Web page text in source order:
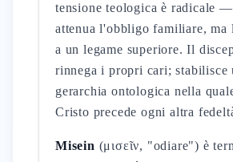
tensione teologica è radicale —
attenua l'obbligo familiare, ma
a un legame superiore. Il
rinnega i propri cari; stabilisce
gerarchia ontologica nella
Cristo precede ogni altra
Misein (μισεῖν, "odiare") è